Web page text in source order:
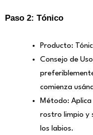
Paso 2: Tónico
Producto:
Consejo de
comienza
Método: Aplica
rostro limpio y
los labios.